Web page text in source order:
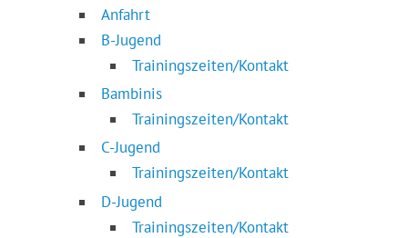
Anfahrt
B-Jugend
Trainingszeiten/Kontakt
Bambinis
Trainingszeiten/Kontakt
C-Jugend
Trainingszeiten/Kontakt
D-Jugend
Trainingszeiten/Kontakt